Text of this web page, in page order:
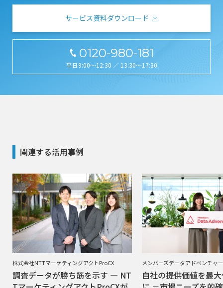
サービス資料ダウンロード
0120-980-181
平日9:00～12:30 ／ 13:30～17:30
関連する活用事例
株式会社NTTマーケティングアクトProCX
調査データが勝ち筋を示す ― NT
メンバーズデータアドベンチャ
自社の提供価値を最